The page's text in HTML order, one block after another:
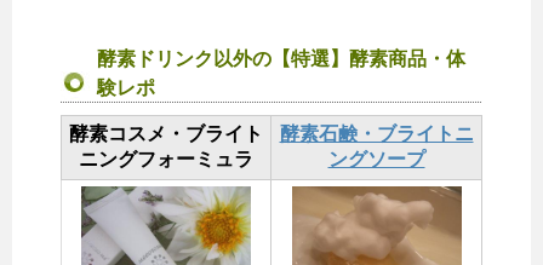
酵素ドリンク以外の【特選】酵素商品・体
験レポ
酵素コスメ・ブライト
ニングフォーミュラ
酵素石鹸・ブライトニ
ングソープ